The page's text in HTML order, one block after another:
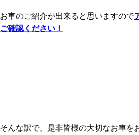
お車のご紹介が出来ると思いますので
ご確認ください！
そんな訳で、是非皆様の大切なお車を